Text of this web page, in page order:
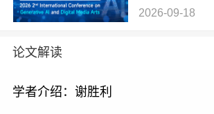
2026-09-18
论文解读
学者介绍：谢胜利